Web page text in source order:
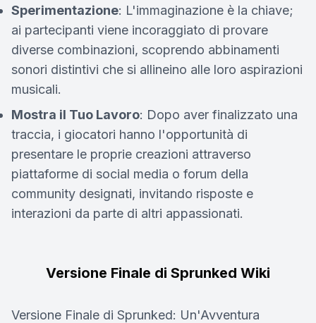
Sperimentazione: L'immaginazione è la chiave;
ai partecipanti viene incoraggiato di provare
diverse combinazioni, scoprendo abbinamenti
sonori distintivi che si allineino alle loro aspirazioni
musicali.
Mostra il Tuo Lavoro: Dopo aver finalizzato una
traccia, i giocatori hanno l'opportunità di
presentare le proprie creazioni attraverso
piattaforme di social media o forum della
community designati, invitando risposte e
interazioni da parte di altri appassionati.
Versione Finale di Sprunked Wiki
Versione Finale di Sprunked: Un'Avventura